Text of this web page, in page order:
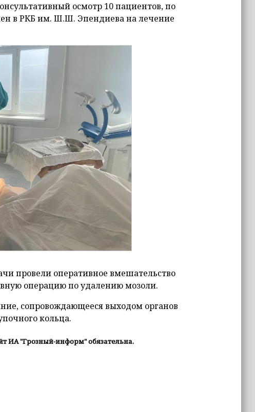
осмотр 10 пациентов, по
в РКБ им. Ш.Ш. Эпендиева на лечение
провели оперативное вмешательство
операцию по удалению мозоли.
сопровождающееся выходом органов
кольца.
ИА "Грозный-информ" обязательна.